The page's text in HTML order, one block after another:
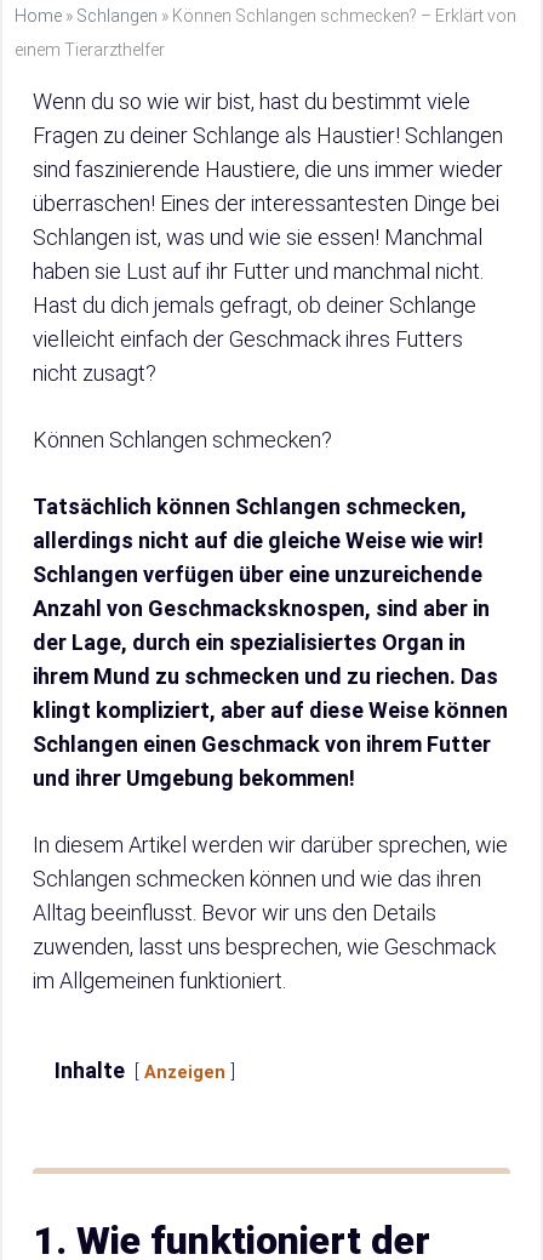
Home » Schlangen » Können Schlangen schmecken? – Erklärt von
einem Tierarzthelfer
Wenn du so wie wir bist, hast du bestimmt viele
Fragen zu deiner Schlange als Haustier! Schlangen
sind faszinierende Haustiere, die uns immer wieder
überraschen! Eines der interessantesten Dinge bei
Schlangen ist, was und wie sie essen! Manchmal
haben sie Lust auf ihr Futter und manchmal nicht.
Hast du dich jemals gefragt, ob deiner Schlange
vielleicht einfach der Geschmack ihres Futters
nicht zusagt?
Können Schlangen schmecken?
Tatsächlich können Schlangen schmecken,
allerdings nicht auf die gleiche Weise wie wir!
Schlangen verfügen über eine unzureichende
Anzahl von Geschmacksknospen, sind aber in
der Lage, durch ein spezialisiertes Organ in
ihrem Mund zu schmecken und zu riechen. Das
klingt kompliziert, aber auf diese Weise können
Schlangen einen Geschmack von ihrem Futter
und ihrer Umgebung bekommen!
In diesem Artikel werden wir darüber sprechen, wie
Schlangen schmecken können und wie das ihren
Alltag beeinflusst. Bevor wir uns den Details
zuwenden, lasst uns besprechen, wie Geschmack
im Allgemeinen funktioniert.
Inhalte Anzeigen
1. Wie funktioniert der